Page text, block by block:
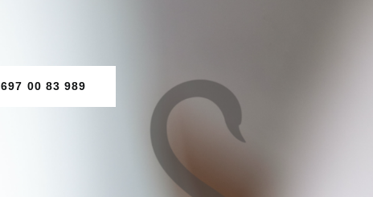
697 00 83 989